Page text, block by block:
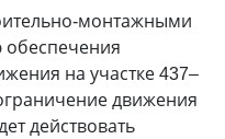
монтажными
на участке 437–
движения
действовать